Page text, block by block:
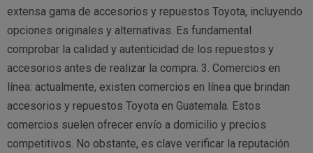
extensa gama de accesorios y repuestos Toyota, incluyendo
opciones originales y alternativas. Es fundamental
comprobar la calidad y autenticidad de los repuestos y
accesorios antes de realizar la compra. 3. Comercios en
línea: actualmente, existen comercios en línea que brindan
accesorios y repuestos Toyota en Guatemala. Estos
comercios suelen ofrecer envío a domicilio y precios
competitivos. No obstante, es clave verificar la reputación